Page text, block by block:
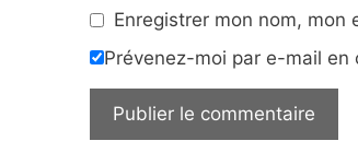
Enregistrer mon nom,
Prévenez-moi par e-mail en